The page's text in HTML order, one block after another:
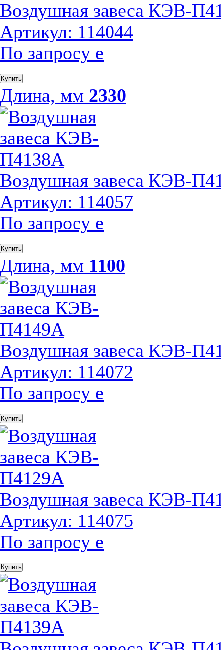
Воздушная завеса КЭВ-
Артикул: 114044
По запросу е
Купить
Длина, мм 2330
Воздушная завеса КЭВ-
Артикул: 114057
По запросу е
Купить
Длина, мм 1100
Воздушная завеса КЭВ-
Артикул: 114072
По запросу е
Купить
Воздушная завеса КЭВ-
Артикул: 114075
По запросу е
Купить